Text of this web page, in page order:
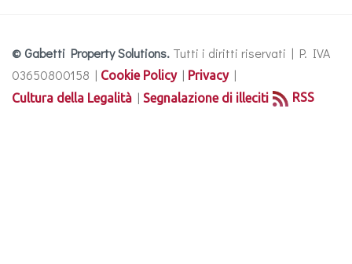
© Gabetti Property Solutions. Tutti i diritti riservati | P. IVA
03650800158 | Cookie Policy| Privacy|
Cultura della Legalità | Segnalazione di illeciti RSS